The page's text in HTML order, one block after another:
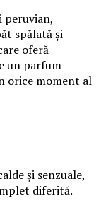
spălată și
oferă
un parfum
orice moment al
și senzuale,
diferită.